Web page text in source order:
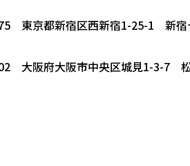
東京都新宿区西新宿1-25-1 新宿
大阪府大阪市中央区城見1-3-7